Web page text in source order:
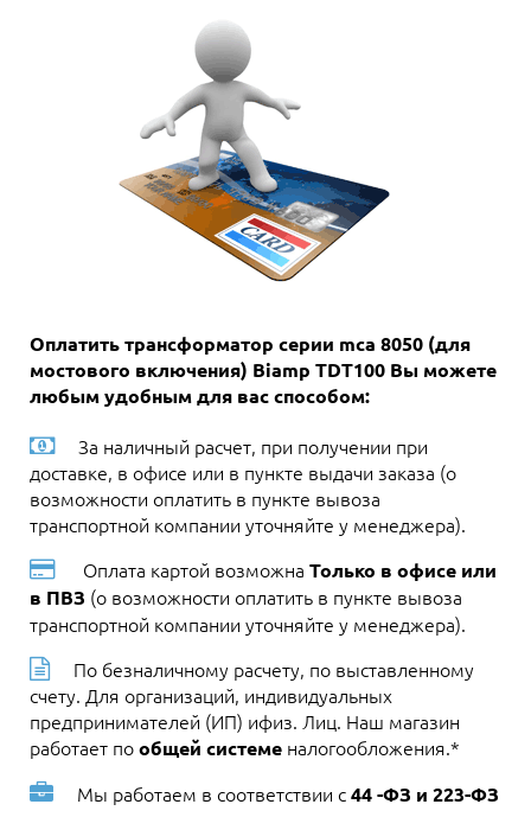
Оплатить трансформатор серии mca 8050 (для
мостового включения) Biamp TDT100 Вы можете
любым удобным для вас способом:
За наличный расчет, при получении при
доставке, в офисе или в пункте выдачи заказа (о
возможности оплатить в пункте вывоза
транспортной компании уточняйте у менеджера).
Оплата картой возможна Только в офисе или
в ПВЗ (о возможности оплатить в пункте вывоза
транспортной компании уточняйте у менеджера).
По безналичному расчету, по выставленному
счету. Для организаций, индивидуальных
предпринимателей (ИП) ифиз. Лиц. Наш магазин
работает пообщей системе налогообложения.*
Мы работаем в соответствии с44 -ФЗ и 223-ФЗ